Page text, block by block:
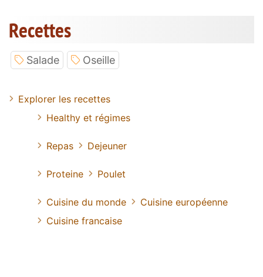
Recettes
Salade Oseille
Explorer les recettes
Healthy et régimes
Repas Dejeuner
Proteine Poulet
Cuisine du monde
Cuisine européenne
Cuisine francaise